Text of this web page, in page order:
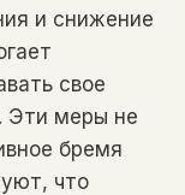
и снижение
свое
Эти меры не
бремя
что